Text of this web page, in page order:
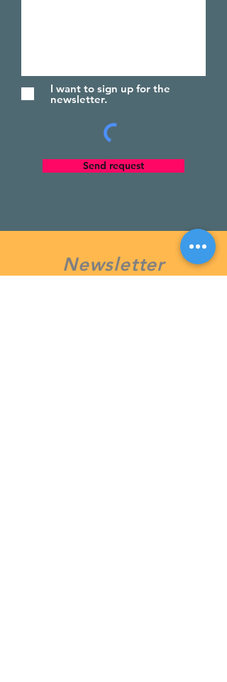
I want to sign up for the
newsletter.
Send request
Newsletter